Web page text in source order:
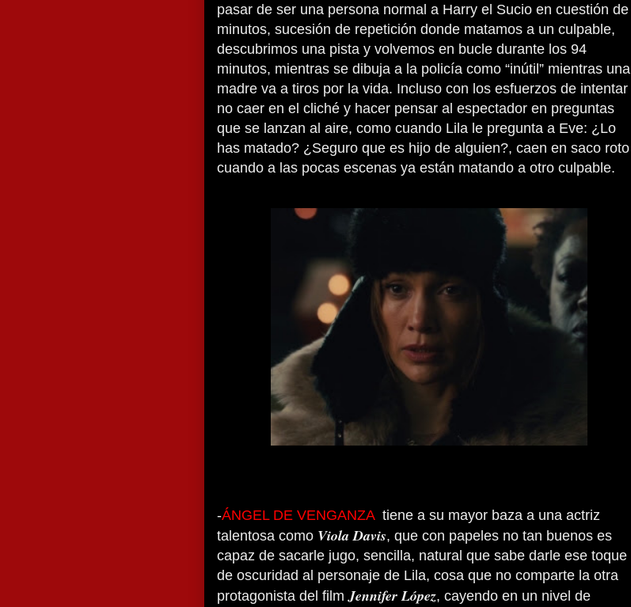
pasar de ser una persona normal a Harry el Sucio en cuestión de
minutos, sucesión de repetición donde matamos a un culpable,
descubrimos una pista y volvemos en bucle durante los 94
minutos, mientras se dibuja a la policía como “inútil” mientras una
madre va a tiros por la vida. Incluso con los esfuerzos de intentar
no caer en el cliché y hacer pensar al espectador en preguntas
que se lanzan al aire, como cuando Lila le pregunta a Eve: ¿Lo
has matado? ¿Seguro que es hijo de alguien?, caen en saco roto
cuando a las pocas escenas ya están matando a otro culpable.
-ÁNGEL DE VENGANZAtiene a su mayor baza a una actriz
talentosa como Viola Davis, que con papeles no tan buenos es
capaz de sacarle jugo, sencilla, natural que sabe darle ese toque
de oscuridad al personaje de Lila, cosa que no comparte la otra
protagonista del filmJennifer López, cayendo en un nivel de